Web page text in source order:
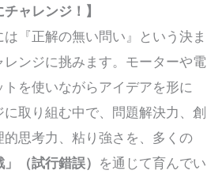
ャレンジ！】
『正解の無い問い』という決ま
ンジに挑みます。モーターや電
を使いながらアイデアを形に
取り組む中で、問題解決力、創
思考力、粘り強さを、多くの
（試行錯誤） を通じて育んでい